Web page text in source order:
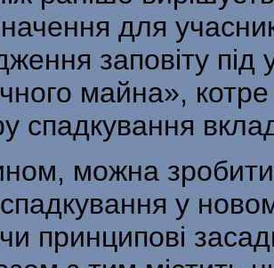
для
заповіту
майна»,
спадкування
можна
спадкування у
принципові